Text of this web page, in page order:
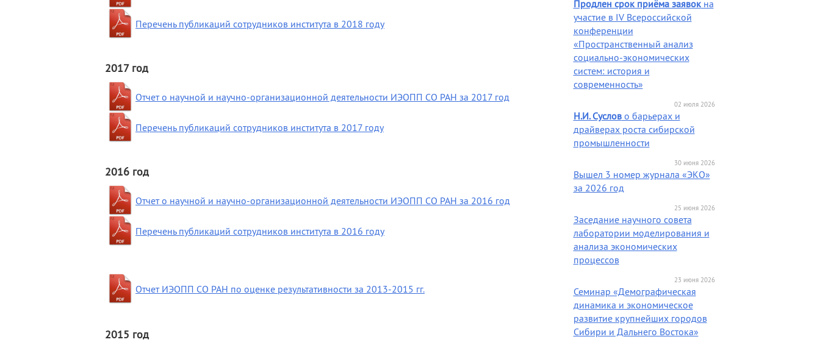
Перечень публикаций сотрудников института в 2018 году
2017 год
Отчет о научной и научно-организационной деятельности ИЭОПП СО РАН за 2017 год
Перечень публикаций сотрудников института в 2017 году
2016 год
Отчет о научной и научно-организационной деятельности ИЭОПП СО РАН за 2016 год
Перечень публикаций сотрудников института в 2016 году
Отчет ИЭОПП СО РАН по оценке результативности за 2013-2015 гг.
2015 год
Продлен срок приёма заявокна
участие в IV Всероссийской
конференции
«Пространственный анализ
социально-экономических
систем: история и
современность»
02 июля 2026
Н.И. Суслово барьерах и
драйверах роста сибирской
промышленности
30 июня 2026
Вышел 3 номер журнала «ЭКО»
за 2026 год
25 июня 2026
Заседание научного совета
лаборатории моделирования и
анализа экономических
процессов
23 июня 2026
Семинар «Демографическая
динамика и экономическое
развитие крупнейших городов
Сибири и Дальнего Востока»